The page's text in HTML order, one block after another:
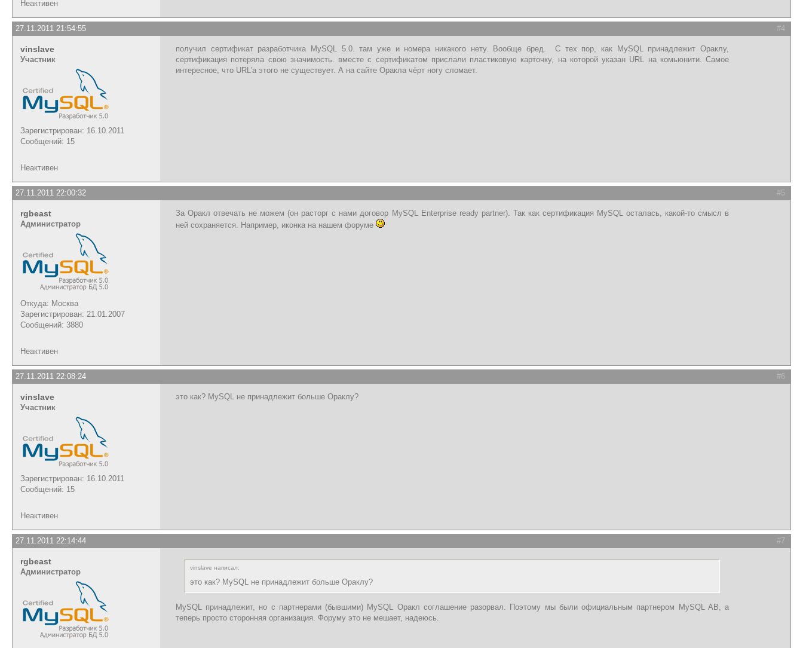
Неактивен
#4
27.11.2011 21:54:55
vinslave
Участник
Зарегистрирован: 16.10.2011
Сообщений: 15
получил сертификат разработчика MySQL 5.0. там уже и номера никакого нету. Вообще бред. С тех пор, как MySQL принадлежит Ораклу,
сертификация потеряла свою значимость. вместе с сертификатом прислали пластиковую карточку, на которой указан URL на комьюнити. Самое
интересное, что URL'а этого не существует. А на сайте Оракла чёрт ногу сломает.
Неактивен
#5
27.11.2011 22:00:32
rgbeast
Администратор
Откуда: Москва
Зарегистрирован: 21.01.2007
Сообщений: 3880
За Оракл отвечать не можем (он расторг с нами договор MySQL Enterprise ready partner). Так как сертификация MySQL осталась, какой-то смысл в
ней сохраняется. Например, иконка на нашем форуме
Неактивен
#6
27.11.2011 22:08:24
vinslave
Участник
Зарегистрирован: 16.10.2011
Сообщений: 15
это как? MySQL не принадлежит больше Ораклу?
Неактивен
#7
27.11.2011 22:14:44
rgbeast
Администратор vinslave написал:
это как? MySQL не принадлежит больше Ораклу?
MySQL принадлежит, но с партнерами (бывшими) MySQL Оракл соглашение разорвал. Поэтому мы были официальным партнером MySQL AB, а
теперь просто сторонняя организация. Форуму это не мешает, надеюсь.